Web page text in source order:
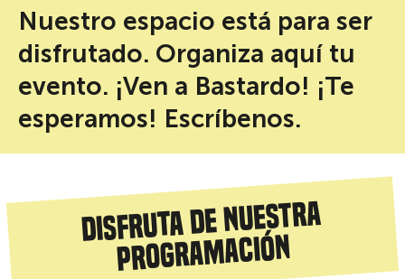
Nuestro espacio está para ser
disfrutado. Organiza aquí tu
evento. ¡Ven a Bastardo! ¡Te
esperamos! Escríbenos.
Disfruta de nuestra
programación